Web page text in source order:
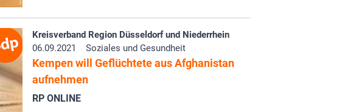
Kreisverband Region Düsseldorf und Niederrhein
06.09.2021
Soziales und Gesundheit
Kempen will Geflüchtete aus Afghanistan
aufnehmen
RP ONLINE